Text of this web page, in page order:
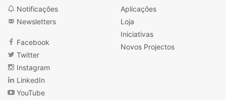
Notificações
Newsletters
Facebook
Twitter
Instagram
LinkedIn
YouTube
Aplicações
Loja
Iniciativas
Novos Projectos